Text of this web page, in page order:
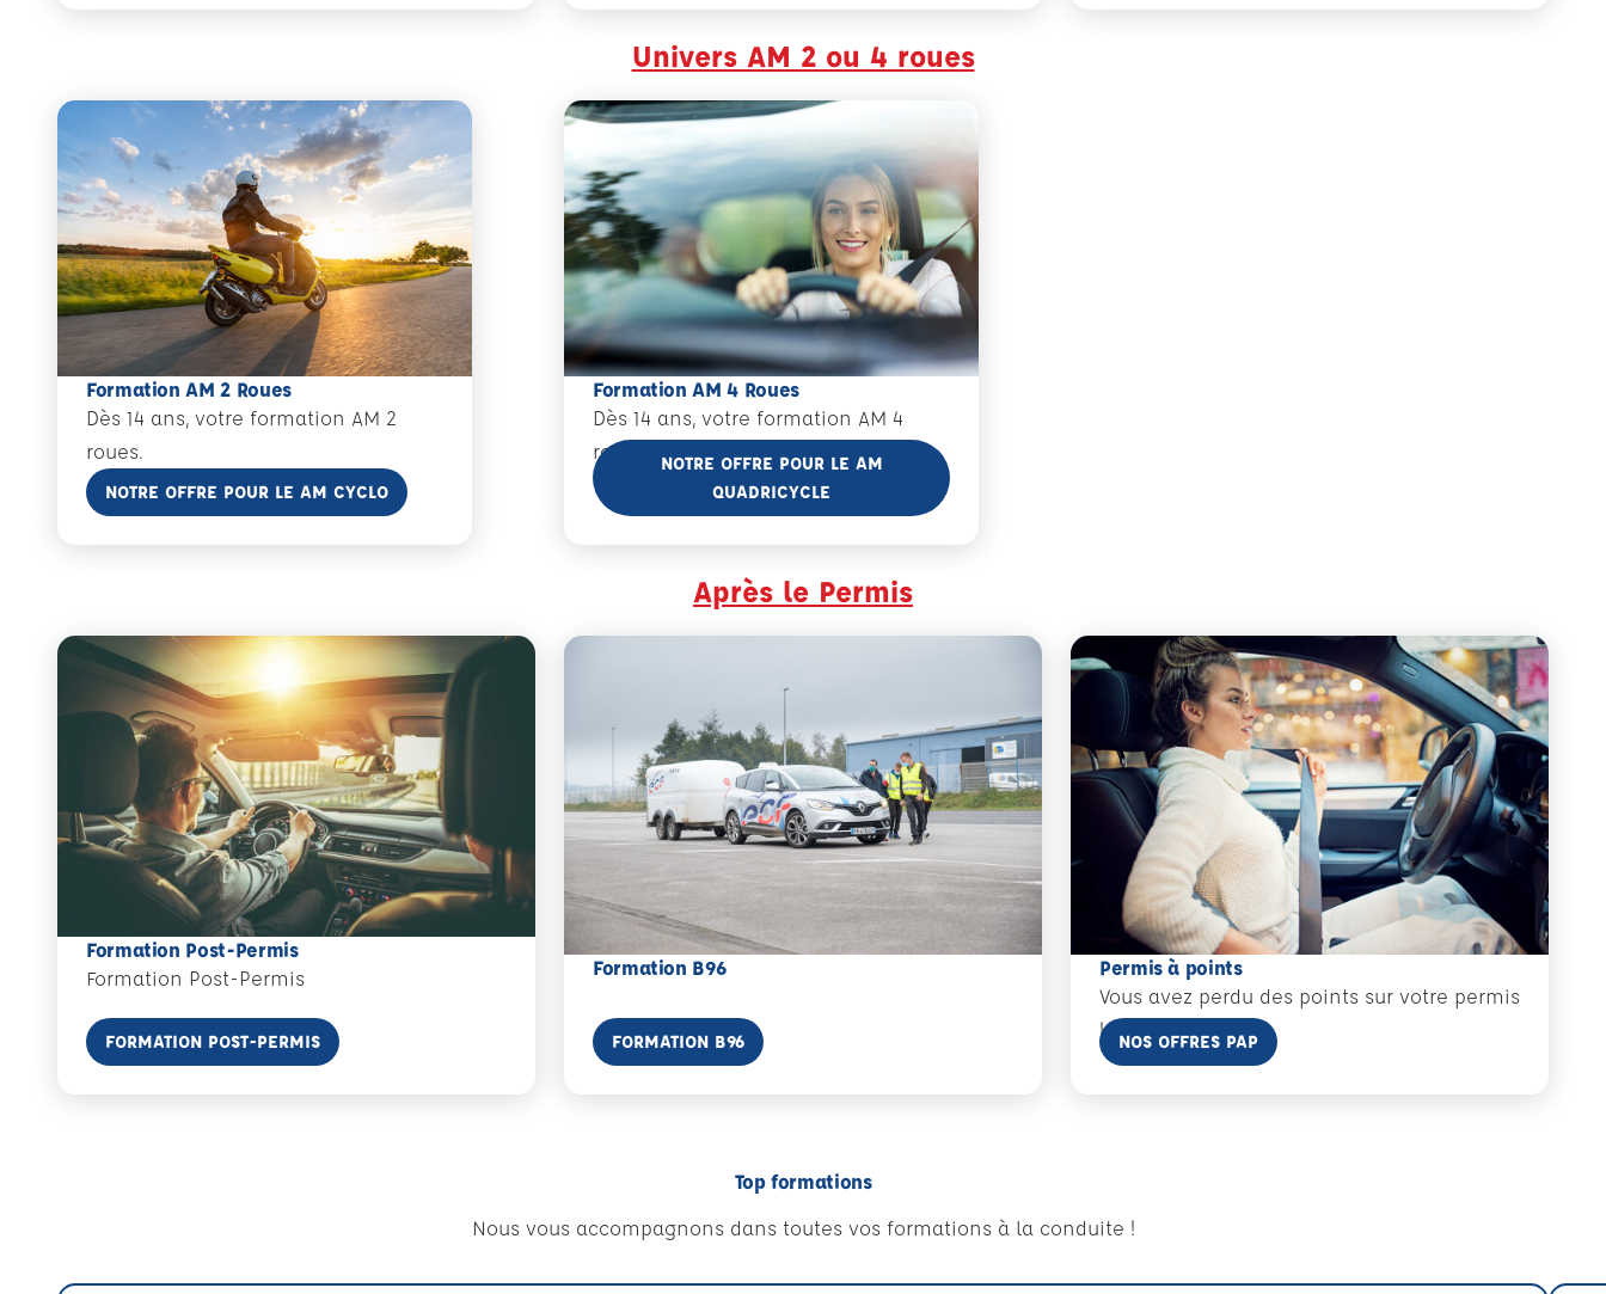
Univers AM 2 ou 4 roues
Formation AM 2 Roues
Dès 14 ans, votre formation AM 2
roues.
En savoir plus
NOTRE OFFRE POUR LE AM CYCLO
Formation AM 4 Roues
Dès 14 ans, votre formation AM 4
roues.
En savoir plusNOTRE OFFRE POUR LE AM
QUADRICYCLE
Après le Permis
Formation Post-Permis
Formation Post-Permis
En savoir plus
FORMATION POST-PERMIS
Formation B96
En savoir plus
FORMATION B96
Permis à points
Vous avez perdu des points sur votre permis
!
En savoir plus
NOS OFFRES PAP
Top formations
Nous vous accompagnons dans toutes vos formations à la conduite !